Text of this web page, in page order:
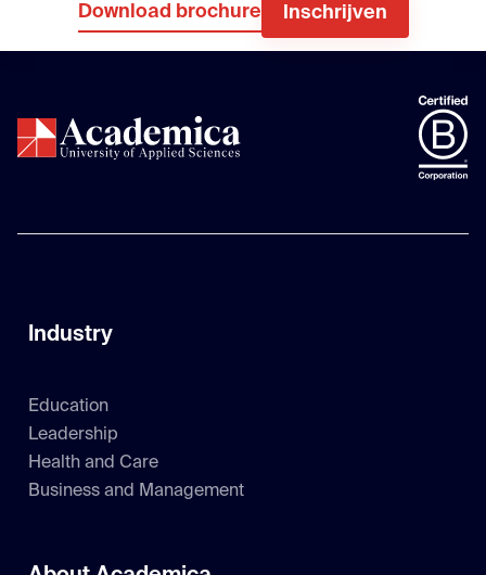
Download brochure Inschrijven
Industry
Education
Leadership
Health and Care
Business and Management